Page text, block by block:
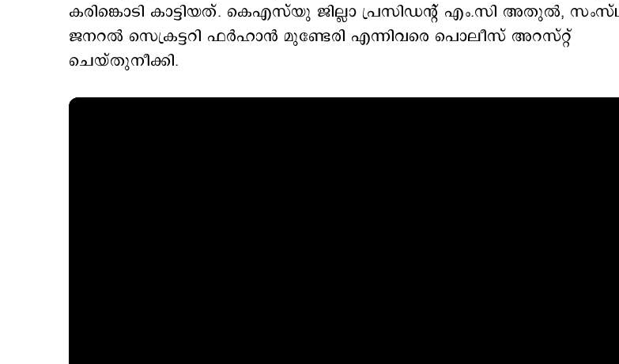
കരിങ്കൊടി കാട്ടിയത്. കെഎസ്‍യു ജില്ലാ പ്രസിഡന്‍റ് എം.സി അതുല്‍,
ജനറല്‍ സെക്രട്ടറി ഫര്‍ഹാന്‍ മുണ്ടേരി എന്നിവരെ പൊലീസ് അറസ്റ്റ്
ചെയ്തുനീക്കി.